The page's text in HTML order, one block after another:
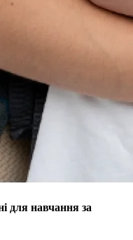
для навчання за